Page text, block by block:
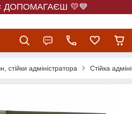
ДОПОМАГАЄШ 💛💙
стійки адміністратора Стійка